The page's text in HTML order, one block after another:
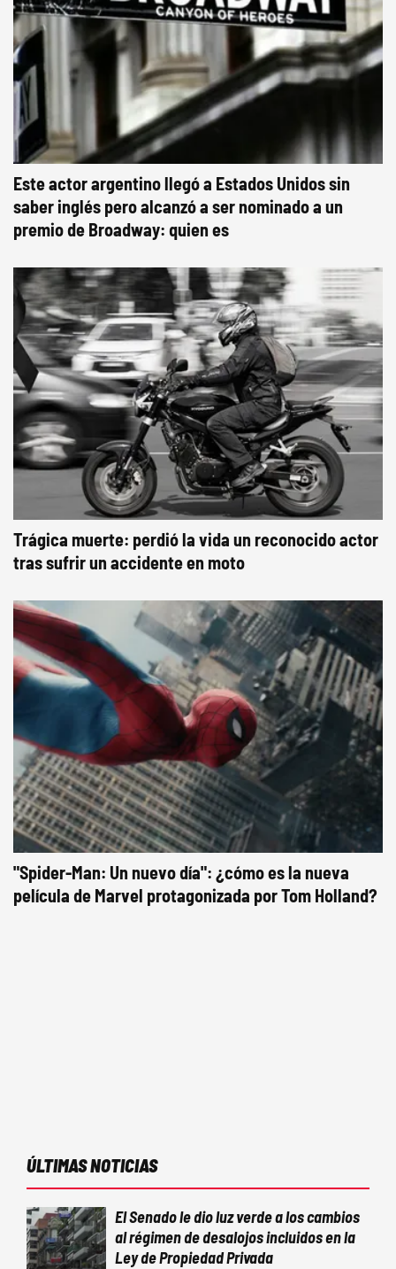
Este actor argentino llegó a Estados Unidos sin
saber inglés pero alcanzó a ser nominado a un
premio de Broadway: quien es
Trágica muerte: perdió la vida un reconocido actor
tras sufrir un accidente en moto
"Spider-Man: Un nuevo día": ¿cómo es la nueva
película de Marvel protagonizada por Tom Holland?
ÚLTIMAS NOTICIAS
El Senado le dio luz verde a los cambios
al régimen de desalojos incluidos en la
Ley de Propiedad Privada